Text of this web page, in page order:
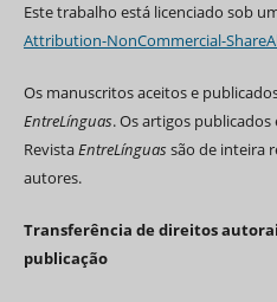
Este trabalho está licenciado sob
Attribution-NonCommercial-
Os manuscritos aceitos e
EntreLínguas. Os artigos publicados
RevistaEntreLínguas são de inteira
autores.
Transferência de direitos
publicação